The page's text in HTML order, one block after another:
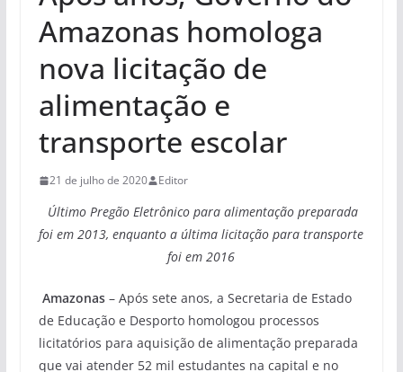
Amazonas homologa
nova licitação de
alimentação e
transporte escolar
21 de julho de 2020 Editor
Último Pregão Eletrônico para alimentação preparada
foi em 2013, enquanto a última licitação para transporte
foi em 2016
Amazonas– Após sete anos, a Secretaria de Estado
de Educação e Desporto homologou processos
licitatórios para aquisição de alimentação preparada
que vai atender 52 mil estudantes na capital e no